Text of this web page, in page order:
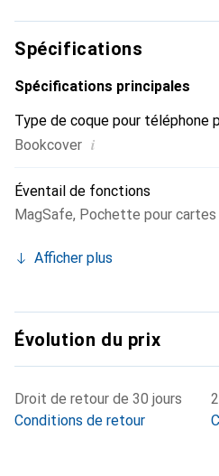
produits de haute qualité, la
fiable pour une clientèle
Spécifications
Spécifications principales
Type de coque pour téléphone
Bookcover i
Éventail de fonctions
MagSafe, Pochette pour
Afficher plus
Évolution du prix
Droit de retour de 30 jours
Conditions de retour